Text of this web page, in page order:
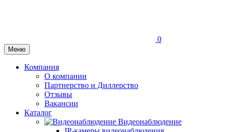
0
Меню
Компания
О компании
Партнерство и Диллерство
Отзывы
Вакансии
Каталог
Видеонаблюдение